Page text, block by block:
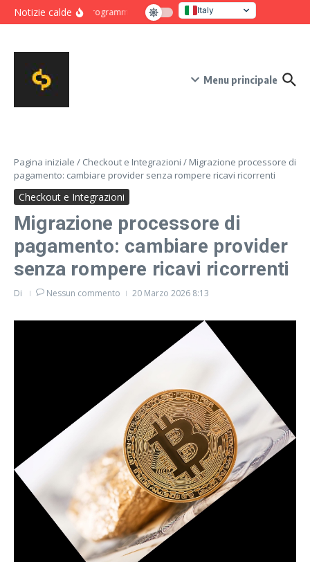
Salta al contenuto
Notizie calde Programma intensivo di novanta giorni per crescita e
Italy
United States
Menu principale
Pagina iniziale / Checkout e Integrazioni / Migrazione processore di
pagamento: cambiare provider senza rompere ricavi ricorrenti
Checkout e Integrazioni
Migrazione processore di
pagamento: cambiare provider
senza rompere ricavi ricorrenti
Di Nessun commento 20 Marzo 2026 8:13